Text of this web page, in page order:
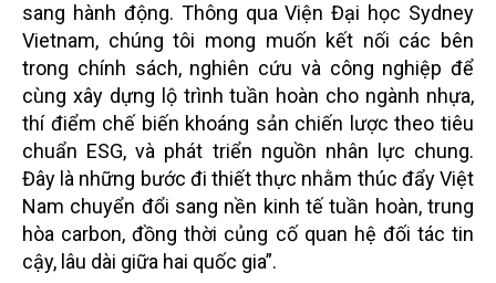
sang hành động. Thông qua Viện Đại học Sydney
Vietnam, chúng tôi mong muốn kết nối các bên
trong chính sách, nghiên cứu và công nghiệp để
cùng xây dựng lộ trình tuần hoàn cho ngành nhựa,
thí điểm chế biến khoáng sản chiến lược theo tiêu
chuẩn ESG, và phát triển nguồn nhân lực chung.
Đây là những bước đi thiết thực nhằm thúc đẩy Việt
Nam chuyển đổi sang nền kinh tế tuần hoàn, trung
hòa carbon, đồng thời củng cố quan hệ đối tác tin
cậy, lâu dài giữa hai quốc gia”.